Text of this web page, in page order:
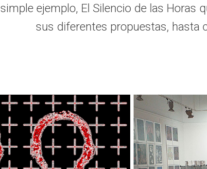
simple ejemplo, El Silencio de las Horas
sus diferentes propuestas, hasta